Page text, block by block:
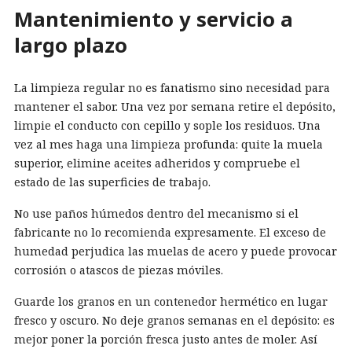
Mantenimiento y servicio a
largo plazo
La limpieza regular no es fanatismo sino necesidad para
mantener el sabor. Una vez por semana retire el depósito,
limpie el conducto con cepillo y sople los residuos. Una
vez al mes haga una limpieza profunda: quite la muela
superior, elimine aceites adheridos y compruebe el
estado de las superficies de trabajo.
No use paños húmedos dentro del mecanismo si el
fabricante no lo recomienda expresamente. El exceso de
humedad perjudica las muelas de acero y puede provocar
corrosión o atascos de piezas móviles.
Guarde los granos en un contenedor hermético en lugar
fresco y oscuro. No deje granos semanas en el depósito: es
mejor poner la porción fresca justo antes de moler. Así